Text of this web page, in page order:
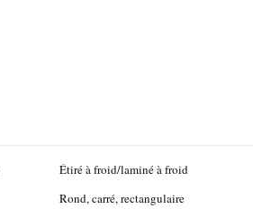
Étiré à froid/laminé à froid
Rond, carré, rectangulaire